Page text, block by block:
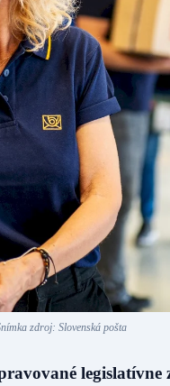
zdroj: Slovenská pošta